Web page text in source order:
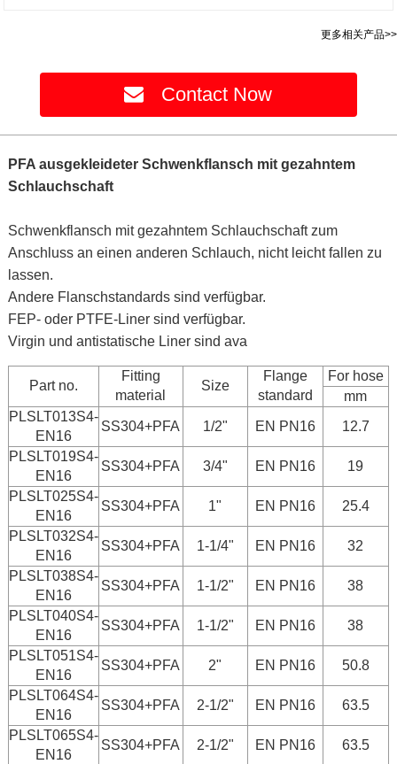
更多相关产品>>
Contact Now
PFA ausgekleideter Schwenkflansch mit gezahntem
Schlauchschaft
Schwenkflansch mit gezahntem Schlauchschaft zum
Anschluss an einen anderen Schlauch, nicht leicht fallen zu
lassen.
Andere Flanschstandards sind verfügbar.
FEP- oder PTFE-Liner sind verfügbar.
Virgin und antistatische Liner sind ava
Part no.
Fitting
material
Size
Flange
standard
For hose
mm
PLSLT013S4-
EN16
SS304+PFA 1/2" EN PN16
12.7
PLSLT019S4-
EN16
SS304+PFA 3/4" EN PN16
19
PLSLT025S4-
EN16
SS304+PFA 1" EN PN16
25.4
PLSLT032S4-
EN16
SS304+PFA 1-1/4" EN PN16
32
PLSLT038S4-
EN16
SS304+PFA 1-1/2" EN PN16
38
PLSLT040S4-
EN16
SS304+PFA 1-1/2" EN PN16
38
PLSLT051S4-
EN16
SS304+PFA 2" EN PN16
50.8
PLSLT064S4-
EN16
SS304+PFA 2-1/2" EN PN16
63.5
PLSLT065S4-
EN16
SS304+PFA 2-1/2" EN PN16
63.5